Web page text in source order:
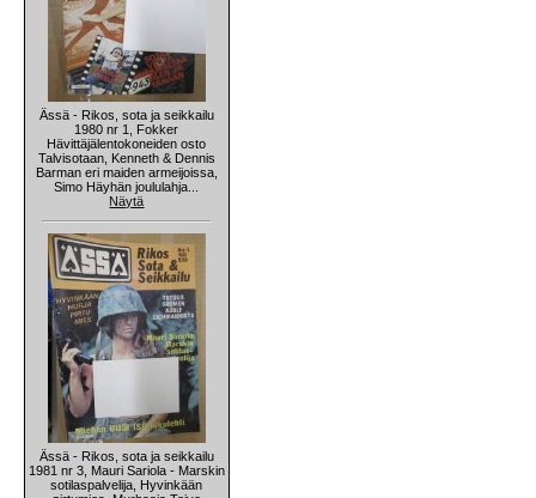
Ässä - Rikos, sota ja seikkailu
1980 nr 1, Fokker
Hävittäjälentokoneiden osto
Talvisotaan, Kenneth & Dennis
Barman eri maiden armeijoissa,
Simo Häyhän joululahja...
Näytä
Ässä - Rikos, sota ja seikkailu
1981 nr 3, Mauri Sariola - Marskin
sotilaspalvelija, Hyvinkään